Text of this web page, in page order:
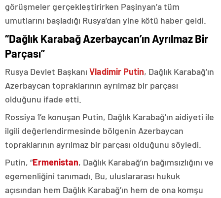
görüşmeler gerçekleştirirken Paşinyan’a tüm
umutlarını başladığı Rusya’dan yine kötü haber geldi.
“Dağlık Karabağ Azerbaycan’ın Ayrılmaz Bir
Parçası”
Rusya Devlet Başkanı Vladimir Putin, Dağlık Karabağ’ın
Azerbaycan topraklarının ayrılmaz bir parçası
olduğunu ifade etti.
Rossiya 1’e konuşan Putin, Dağlık Karabağ’ın aidiyeti ile
ilgili değerlendirmesinde bölgenin Azerbaycan
topraklarının ayrılmaz bir parçası olduğunu söyledi.
Putin, “Ermenistan, Dağlık Karabağ’ın bağımsızlığını ve
egemenliğini tanımadı. Bu, uluslararası hukuk
açısından hem Dağlık Karabağ’ın hem de ona komşu